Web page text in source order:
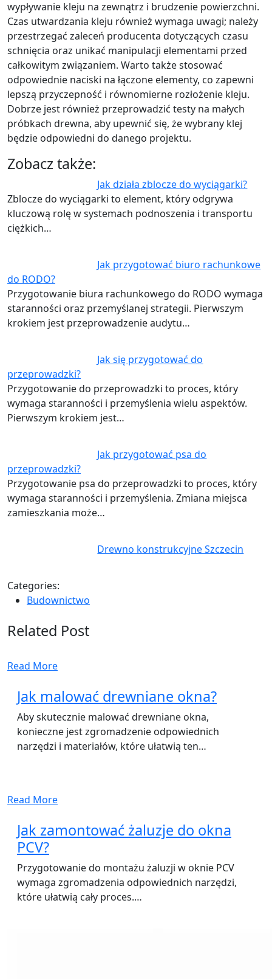
wypływanie kleju na zewnątrz i brudzenie powierzchni.
Czas utwardzania kleju również wymaga uwagi; należy
przestrzegać zaleceń producenta dotyczących czasu
schnięcia oraz unikać manipulacji elementami przed
całkowitym związaniem. Warto także stosować
odpowiednie naciski na łączone elementy, co zapewni
lepszą przyczepność i równomierne rozłożenie kleju.
Dobrze jest również przeprowadzić testy na małych
próbkach drewna, aby upewnić się, że wybrany klej
będzie odpowiedni do danego projektu.
Zobacz także:
Jak działa zblocze do wyciągarki?
Zblocze do wyciągarki to element, który odgrywa
kluczową rolę w systemach podnoszenia i transportu
ciężkich…
Jak przygotować biuro rachunkowe
do RODO?
Przygotowanie biura rachunkowego do RODO wymaga
staranności oraz przemyślanej strategii. Pierwszym
krokiem jest przeprowadzenie audytu…
Jak się przygotować do
przeprowadzki?
Przygotowanie do przeprowadzki to proces, który
wymaga staranności i przemyślenia wielu aspektów.
Pierwszym krokiem jest…
Jak przygotować psa do
przeprowadzki?
Przygotowanie psa do przeprowadzki to proces, który
wymaga staranności i przemyślenia. Zmiana miejsca
zamieszkania może…
Drewno konstrukcyjne Szczecin
Categories:
Budownictwo
Related Post
Read More
Jak malować drewniane okna?
Aby skutecznie malować drewniane okna,
konieczne jest zgromadzenie odpowiednich
narzędzi i materiałów, które ułatwią ten…
Read More
Jak zamontować żaluzje do okna
PCV?
Przygotowanie do montażu żaluzji w oknie PCV
wymaga zgromadzenia odpowiednich narzędzi,
które ułatwią cały proces.…